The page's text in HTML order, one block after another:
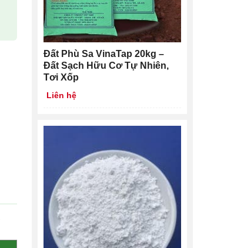
Đất Phù Sa VinaTap 20kg –
Đất Sạch Hữu Cơ Tự Nhiên,
Tơi Xốp
Liên hệ